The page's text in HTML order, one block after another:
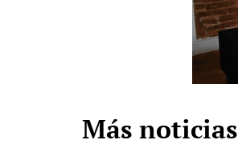
Más noticias